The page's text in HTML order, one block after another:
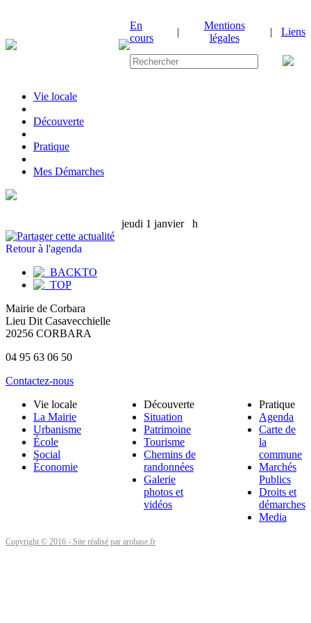
En
cours
|
Mentions
légales
| Liens
Vie locale
|Découverte
|Pratique
|Mes Démarches
jeudi 1 janvierh
Retour à l'agenda
Mairie de Corbara
Lieu Dit Casavecchielle
20256 CORBARA
04 95 63 06 50
Contactez-nous
Vie locale
La Mairie
Urbanisme
École
Social
Économie
Découverte
Situation
Patrimoine
Tourisme
Chemins de
randonnées
Galerie
photos et
vidéos
Pratique
Agenda
Carte de
la
commune
Marchés
Publics
Droits et
démarches
Media
Copyright © 2016 - Site réalisé par arobase.fr